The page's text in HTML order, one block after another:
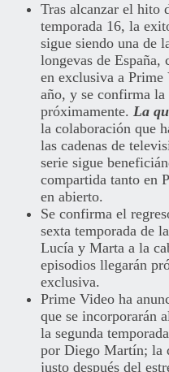
Tras alcanzar el hito
temporada 16, la
sigue siendo una de
longevas de España,
en exclusiva a Prime
año, y se confirma la
próximamente. La
la colaboración que
las cadenas de
serie sigue
compartida tanto en
en abierto.
Se confirma el
sexta temporada de
Lucía y Marta a la
episodios llegarán
exclusiva.
Prime Video ha
que se incorporarán
la segunda
por Diego Martín; la
justo después del